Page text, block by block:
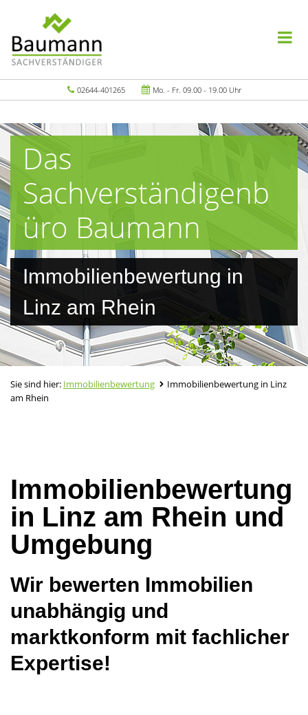
02644-401265 Mo. - Fr. 09.00 - 19.00 Uhr
Das
Sachverständigenb
üro Baumann
Immobilienbewertung in
Linz am Rhein
Sie sind hier: Immobilienbewertung
Immobilienbewertung in Linz
am Rhein
Immobilienbewertung
in Linz am Rhein und
Umgebung
Wir bewerten Immobilien
unabhängig und
marktkonform mit fachlicher
Expertise!